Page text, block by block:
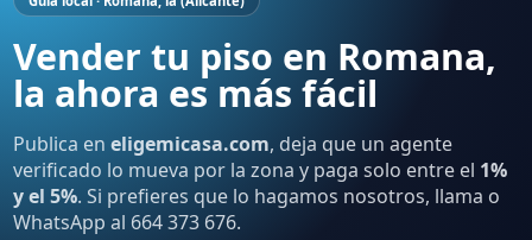
Vender tu piso en Romana,
la ahora es más fácil
Publica eneligemicasa.com, deja que un agente
verificado lo mueva por la zona y paga solo entre el 1%
y el 5%. Si prefieres que lo hagamos nosotros, llama o
WhatsApp al 664 373 676.